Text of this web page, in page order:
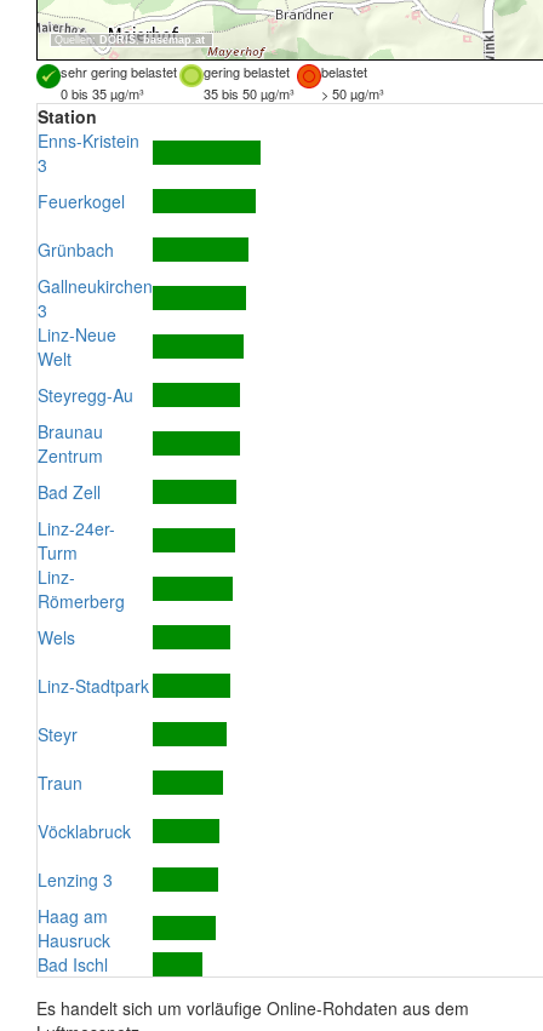
Quellen: DORIS,basemap.at
sehr gering belastet gering belastet
belastet
0 bis 35 µg/m³
35 bis 50 µg/m³ > 50 µg/m³
Station
Enns-Kristein
3
Feuerkogel
Grünbach
Gallneukirchen
3
Linz-Neue
Welt
Steyregg-Au
Braunau
Zentrum
Bad Zell
Linz-24er-
Turm
Linz-
Römerberg
Wels
Linz-Stadtpark
Steyr
Traun
Vöcklabruck
Lenzing 3
Haag am
Hausruck
Bad Ischl
Es handelt sich um vorläufige Online-Rohdaten aus dem